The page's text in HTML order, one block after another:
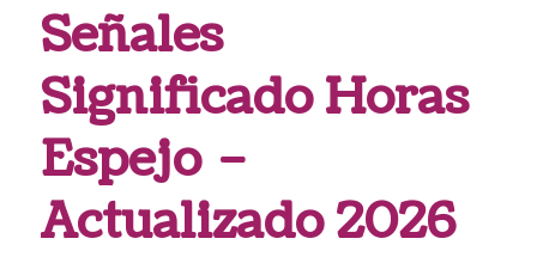
Señales
Significado Horas
Espejo –
Actualizado 2026